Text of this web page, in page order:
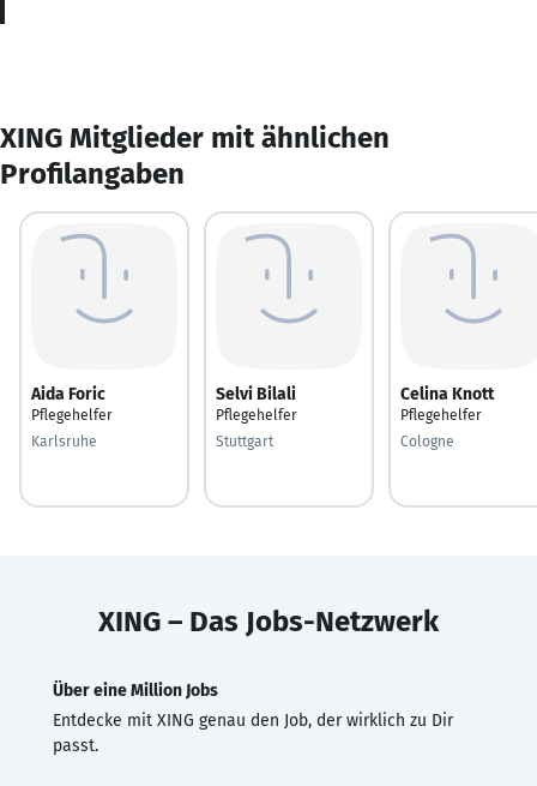
XING Mitglieder mit ähnlichen
Profilangaben
Aida Foric
Pflegehelfer
Karlsruhe
Selvi Bilali
Pflegehelfer
Stuttgart
Celina Knott
Pflegehelfer
Cologne
XING – Das Jobs-Netzwerk
Über eine Million Jobs
Entdecke mit XING genau den Job, der wirklich zu Dir
passt.